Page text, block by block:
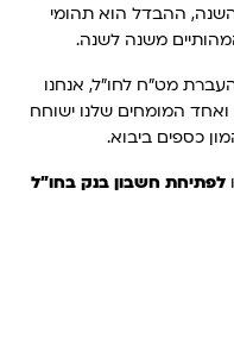
ההבדל הוא תהומי
משנה לשנה.
מט"ח לחו"ל, אנחנו
ואחד המומחים שלנו ישוחח
כספים ביבוא.
לפתיחת חשבון בנק בחו"ל